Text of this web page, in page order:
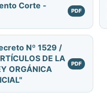
Corte -
Nº 1529 /
DE LA
ORGÁNICA